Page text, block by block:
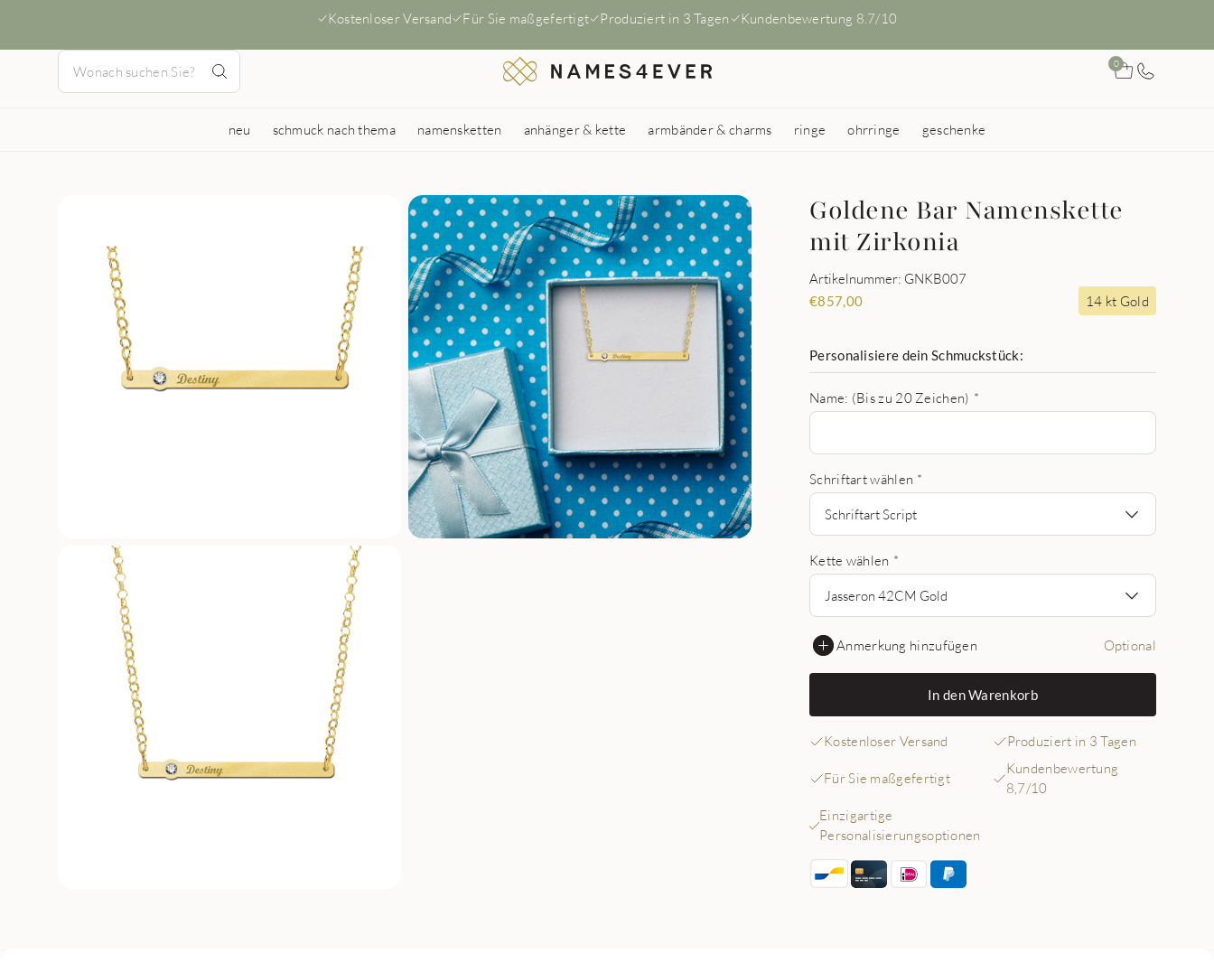
Kostenloser Versand Für Sie maßgefertigt Produziert in 3 Tagen Kundenbewertung 8.7/10
0
neu schmuck nach thema namensketten anhänger & kette armbänder & charms ringe ohrringe geschenke
Goldene Bar Namenskette
mit Zirkonia
Artikelnummer: GNKB007
€857,00 14 kt Gold
Personalisiere dein Schmuckstück:
Name: (Bis zu 20 Zeichen) *
Schriftart wählen *
Schriftart Script
Kette wählen *
Jasseron 42CM Gold
Anmerkung hinzufügen Optional
In den Warenkorb
Kostenloser Versand Produziert in 3 Tagen
Für Sie maßgefertigt
Kundenbewertung
8,7/10
Einzigartige
Personalisierungsoptionen